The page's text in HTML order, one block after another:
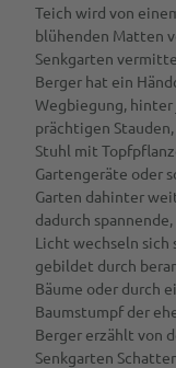
Teich wird von
blühenden Matten
Senkgarten
Berger hat ein
Wegbiegung,
prächtigen
Stuhl mit
Gartengeräte oder
Garten dahinter
dadurch
Licht wechseln sich
gebildet durch
Bäume oder durch
Baumstumpf der
Berger erzählt von
Senkgarten